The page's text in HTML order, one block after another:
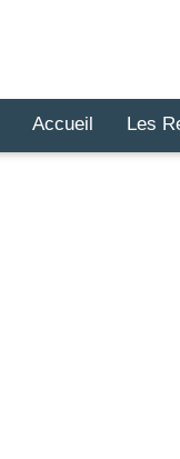
Accueil Les